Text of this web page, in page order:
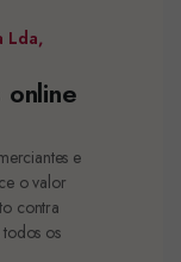
Lda,
online
e
o valor
contra
os